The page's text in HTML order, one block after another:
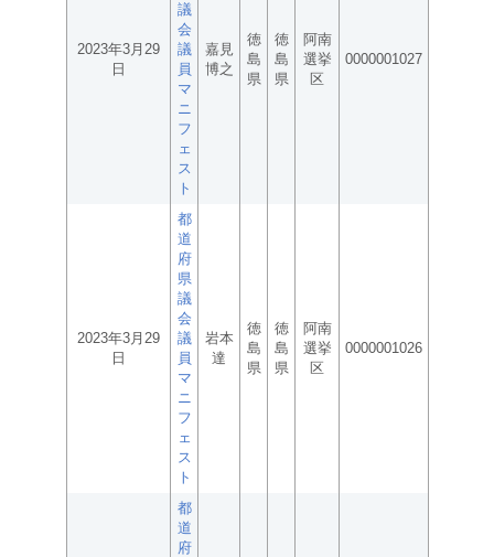
2023年3月29
日
議
会
議
員
マ
ニ
フ
ェ
ス
ト
嘉見
博之
徳
島
県
徳
島
県
阿南
選挙
区
0000001027
2023年3月29
日
都
道
府
県
議
会
議
員
マ
ニ
フ
ェ
ス
ト
岩本
達
徳
島
県
徳
島
県
阿南
選挙
区
0000001026
都
道
府